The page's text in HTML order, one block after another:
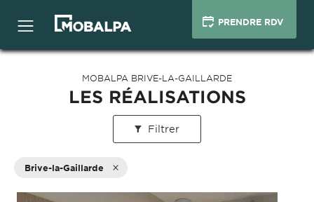
PRENDRE RDV
MOBALPA BRIVE-LA-GAILLARDE
LES RÉALISATIONS
Filtrer
Brive-la-Gaillarde